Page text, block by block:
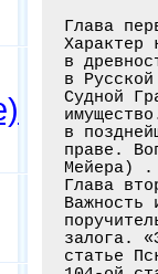
Глава
Характер
в
в
Судной
в
праве.
Глава
Важность
залога.
статье